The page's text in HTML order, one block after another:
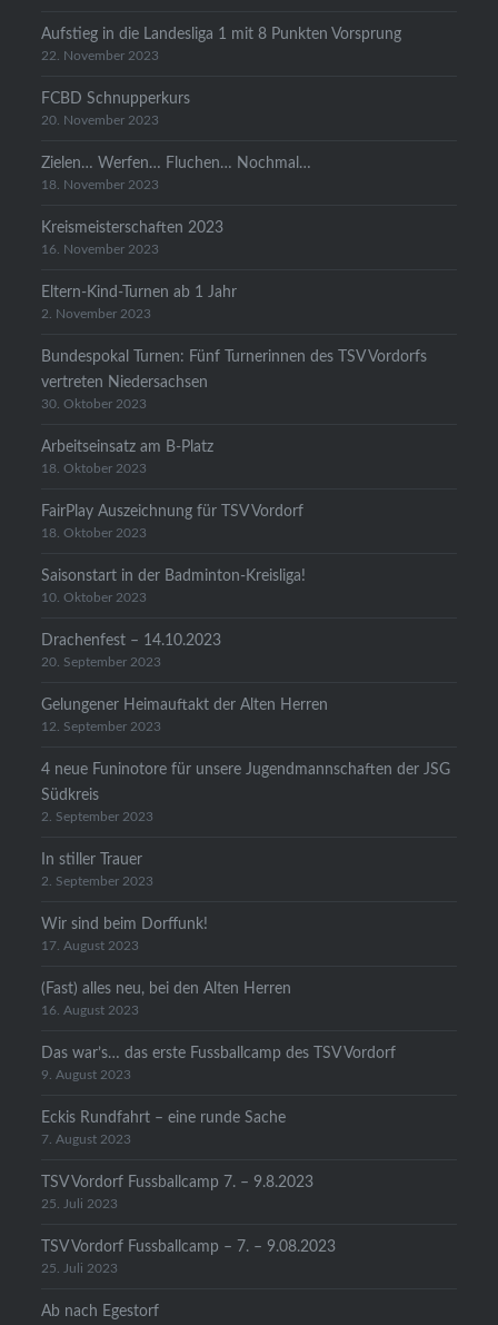
Aufstieg in die Landesliga 1 mit 8 Punkten Vorsprung
22. November 2023
FCBD Schnupperkurs
20. November 2023
Zielen… Werfen… Fluchen… Nochmal…
18. November 2023
Kreismeisterschaften 2023
16. November 2023
Eltern-Kind-Turnen ab 1 Jahr
2. November 2023
Bundespokal Turnen: Fünf Turnerinnen des TSV Vordorfs
vertreten Niedersachsen
30. Oktober 2023
Arbeitseinsatz am B-Platz
18. Oktober 2023
FairPlay Auszeichnung für TSV Vordorf
18. Oktober 2023
Saisonstart in der Badminton-Kreisliga!
10. Oktober 2023
Drachenfest – 14.10.2023
20. September 2023
Gelungener Heimauftakt der Alten Herren
12. September 2023
4 neue Funinotore für unsere Jugendmannschaften der JSG
Südkreis
2. September 2023
In stiller Trauer
2. September 2023
Wir sind beim Dorffunk!
17. August 2023
(Fast) alles neu, bei den Alten Herren
16. August 2023
Das war’s… das erste Fussballcamp des TSV Vordorf
9. August 2023
Eckis Rundfahrt – eine runde Sache
7. August 2023
TSV Vordorf Fussballcamp 7. – 9.8.2023
25. Juli 2023
TSV Vordorf Fussballcamp – 7. – 9.08.2023
25. Juli 2023
Ab nach Egestorf